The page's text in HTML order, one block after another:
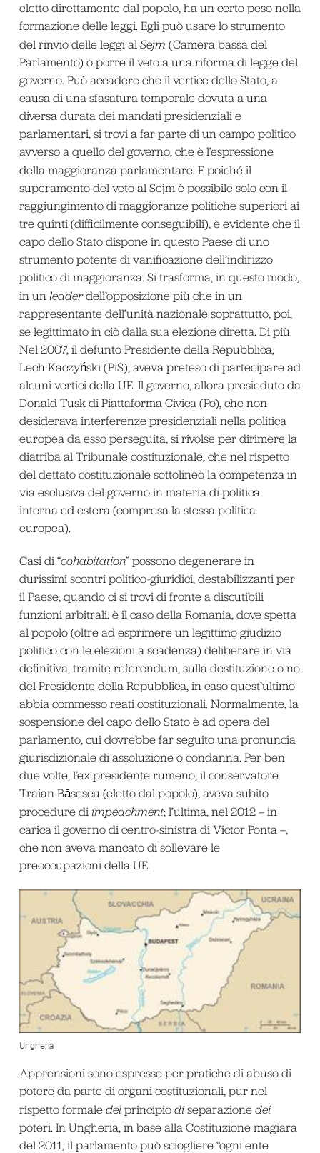
eletto direttamente dal popolo, ha un certo peso nella
formazione delle leggi. Egli può usare lo strumento
del rinvio delle leggi al Sejm (Camera bassa del
Parlamento) o porre il veto a una riforma di legge del
governo. Può accadere che il vertice dello Stato, a
causa di una sfasatura temporale dovuta a una
diversa durata dei mandati presidenziali e
parlamentari, si trovi a far parte di un campo politico
avverso a quello del governo, che è l’espressione
della maggioranza parlamentare. E poiché il
superamento del veto al Sejm è possibile solo con il
raggiungimento di maggioranze politiche superiori ai
tre quinti (difficilmente conseguibili), è evidente che il
capo dello Stato dispone in questo Paese di uno
strumento potente di vanificazione dell’indirizzo
politico di maggioranza. Si trasforma, in questo modo,
in un leaderdell’opposizione più che in un
rappresentante dell’unità nazionale soprattutto, poi,
se legittimato in ciò dalla sua elezione diretta. Di più.
Nel 2007, il defunto Presidente della Repubblica,
Lech Kaczyński (PiS), aveva preteso di partecipare ad
alcuni vertici della UE. Il governo, allora presieduto da
Donald Tusk di Piattaforma Civica (Po), che non
desiderava interferenze presidenziali nella politica
europea da esso perseguita, si rivolse per dirimere la
diatriba al Tribunale costituzionale, che nel rispetto
del dettato costituzionale sottolineò la competenza in
via esclusiva del governo in materia di politica
interna ed estera (compresa la stessa politica
europea).
Casi di “cohabitation” possono degenerare in
durissimi scontri politico-giuridici, destabilizzanti per
il Paese, quando ci si trovi di fronte a discutibili
funzioni arbitrali: è il caso della Romania, dove spetta
al popolo (oltre ad esprimere un legittimo giudizio
politico con le elezioni a scadenza) deliberare in via
definitiva, tramite referendum, sulla destituzione o no
del Presidente della Repubblica, in caso quest’ultimo
abbia commesso reati costituzionali. Normalmente, la
sospensione del capo dello Stato è ad opera del
parlamento, cui dovrebbe far seguito una pronuncia
giurisdizionale di assoluzione o condanna. Per ben
due volte, l’ex presidente rumeno, il conservatore
Traian Băsescu (eletto dal popolo), aveva subito
procedure di impeachment; l’ultima, nel 2012 – in
carica il governo di centro-sinistra di Victor Ponta –,
che non aveva mancato di sollevare le
preoccupazioni della UE.
Ungheria
Apprensioni sono espresse per pratiche di abuso di
potere da parte di organi costituzionali, pur nel
rispetto formale delprincipio diseparazione dei
poteri. In Ungheria, in base alla Costituzione magiara
del 2011, il parlamento può sciogliere “ogni ente